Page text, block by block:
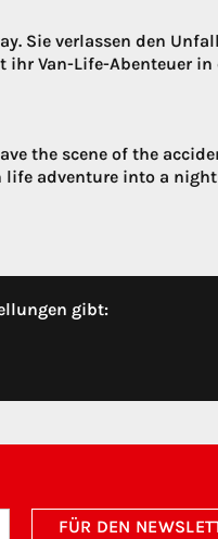
Sie verlassen den
ihr Van-Life-Abenteuer
the scene of the
life adventure into a
gibt:
FÜR DEN